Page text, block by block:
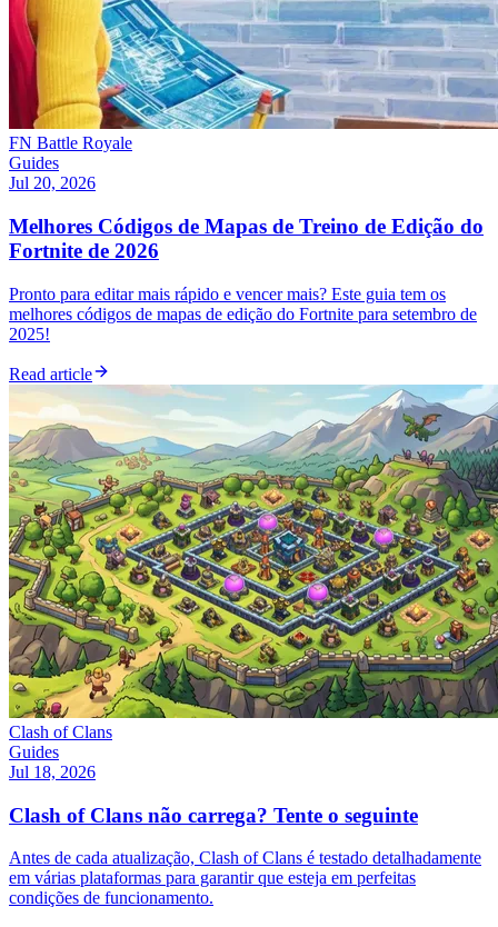
FN Battle Royale
Guides
Jul 20, 2026
Melhores Códigos de Mapas de Treino de Edição do
Fortnite de 2026
Pronto para editar mais rápido e vencer mais? Este guia tem os
melhores códigos de mapas de edição do Fortnite para setembro de
2025!
Read article
Clash of Clans
Guides
Jul 18, 2026
Clash of Clans não carrega? Tente o seguinte
Antes de cada atualização, Clash of Clans é testado detalhadamente
em várias plataformas para garantir que esteja em perfeitas
condições de funcionamento.